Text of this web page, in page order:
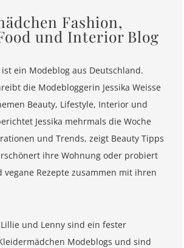
Fashion,
und Interior Blog
ein Modeblog aus Deutschland.
die Modebloggerin Jessika Weisse
Beauty, Lifestyle, Interior und
Jessika mehrmals die Woche
und Trends, zeigt Beauty Tipps
ihre Wohnung oder probiert
vegane Rezepte zusammen mit ihren
und Lenny sind ein fester
Modeblogs und sind